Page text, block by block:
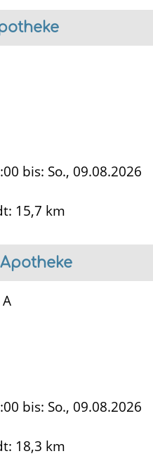
bis: So., 09.08.2026
: 15,7 km
bis: So., 09.08.2026
: 18,3 km